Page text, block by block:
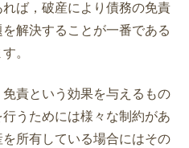
ば，破産により債務の免責
解決することが一番である
。
責という効果を与えるもの
うためには様々な制約があ
所有している場合にはその